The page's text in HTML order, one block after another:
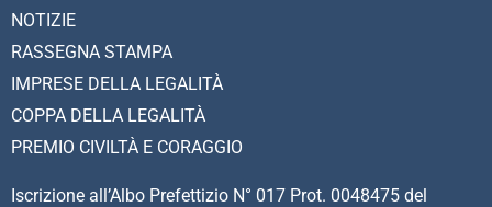
NOTIZIE
RASSEGNA STAMPA
IMPRESE DELLA LEGALITÀ
COPPA DELLA LEGALITÀ
PREMIO CIVILTÀ E CORAGGIO
Iscrizione all’Albo Prefettizio N° 017 Prot. 0048475 del